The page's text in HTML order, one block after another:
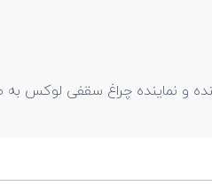
و نماینده چراغ سقفی لوکس به